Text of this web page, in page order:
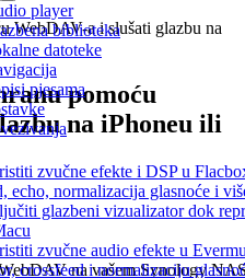
player
biblioteka
datoteke
pjesama
zvučne efekte i DSP u
echo, normalizacija glasnoće i
glazbeni vizualizator dok
zvučne audio efekte u
crossfeed i normalizaciju
WebDAV-a i slušati glazbu na
pomoću
na iPhoneu ili
na vašem Synology